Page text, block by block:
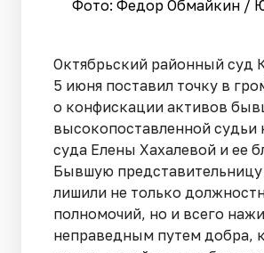
Фото: Федор Обмайкин /
Октябрьский районный суд
5 июня поставил точку в
о конфискации активов
высокопоставленной судьи
суда Елены Хахалевой и ее
Бывшую
лишили не только
полномочий, но и всего
неправедным путем добра,